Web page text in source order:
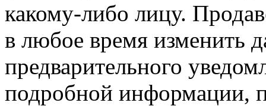
какому-либо лицу.
в любое время изменить
предварительного
подробной информации,